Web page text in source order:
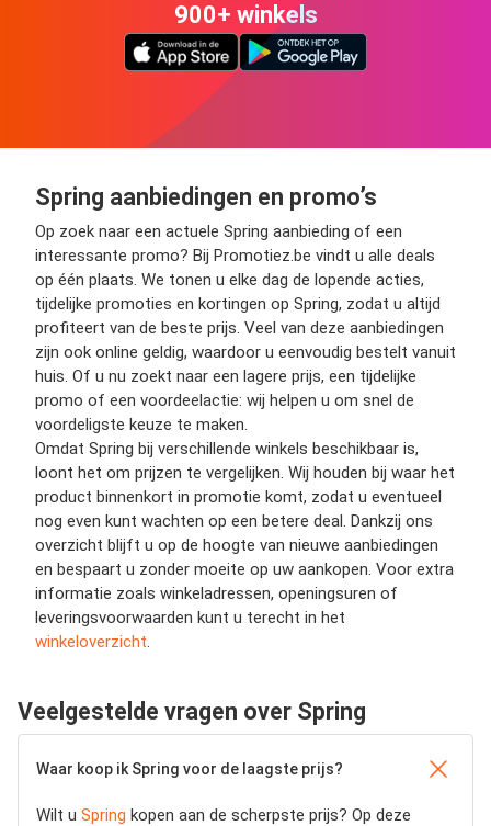
900+ winkels
Spring aanbiedingen en promo’s
Op zoek naar een actuele Spring aanbieding of een
interessante promo? Bij Promotiez.be vindt u alle deals
op één plaats. We tonen u elke dag de lopende acties,
tijdelijke promoties en kortingen op Spring, zodat u altijd
profiteert van de beste prijs. Veel van deze aanbiedingen
zijn ook online geldig, waardoor u eenvoudig bestelt vanuit
huis. Of u nu zoekt naar een lagere prijs, een tijdelijke
promo of een voordeelactie: wij helpen u om snel de
voordeligste keuze te maken.
Omdat Spring bij verschillende winkels beschikbaar is,
loont het om prijzen te vergelijken. Wij houden bij waar het
product binnenkort in promotie komt, zodat u eventueel
nog even kunt wachten op een betere deal. Dankzij ons
overzicht blijft u op de hoogte van nieuwe aanbiedingen
en bespaart u zonder moeite op uw aankopen. Voor extra
informatie zoals winkeladressen, openingsuren of
leveringsvoorwaarden kunt u terecht in het
winkeloverzicht
Veelgestelde vragen over Spring
Waar koop ik Spring voor de laagste prijs?
Wilt u Spring kopen aan de scherpste prijs? Op deze